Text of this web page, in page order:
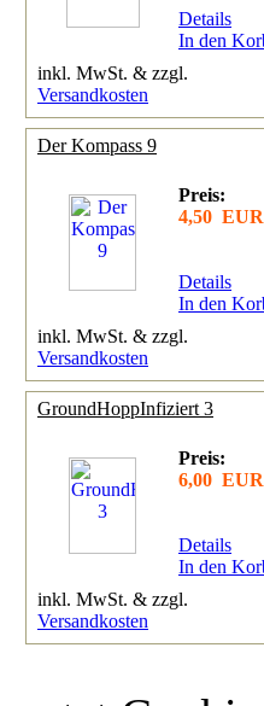
Details
In den
inkl. MwSt. & zzgl.
Versandkosten
Der Kompass 9
Preis:
4,50 EUR
Details
In den
inkl. MwSt. & zzgl.
Versandkosten
GroundHoppInfiziert 3
Preis:
6,00 EUR
Details
In den
inkl. MwSt. & zzgl.
Versandkosten